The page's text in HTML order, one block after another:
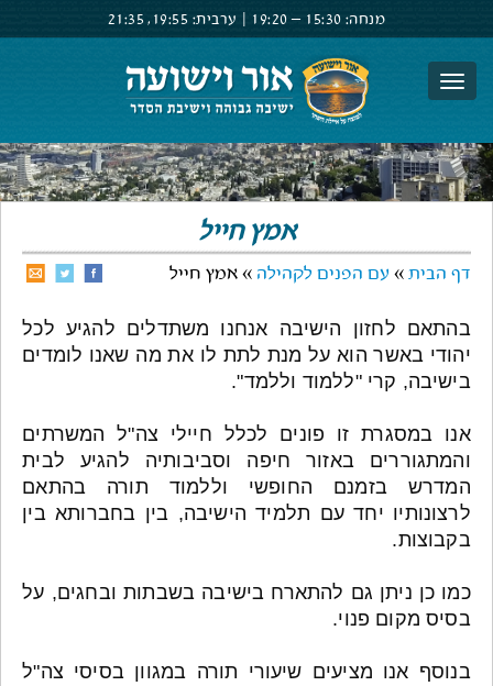
מנחה: 15:30 –
19:20 ערבית: 19:55,
21:35
אמץ חייל
דף הבית » עם הפנים לקהילה » אמץ חייל
בהתאם לחזון הישיבה אנחנו משתדלים להגיע לכל
יהודי באשר הוא על מנת לתת לו את מה שאנו לומדים
בישיבה, קרי "ללמוד וללמד".
אנו במסגרת זו פונים לכלל חיילי צה"ל המשרתים
והמתגוררים באזור חיפה וסביבותיה להגיע לבית
המדרש בזמנם החופשי וללמוד תורה בהתאם
לרצונותיו יחד עם תלמיד הישיבה, בין בחברותא בין
בקבוצות.
כמו כן ניתן גם להתארח בישיבה בשבתות ובחגים, על
בסיס מקום פנוי.
בנוסף אנו מציעים שיעורי תורה במגוון בסיסי צה"ל